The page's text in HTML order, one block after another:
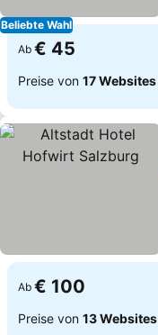
Beliebte Wahl
Ab € 45
Preise von 17 Websites
Ab € 100
Preise von 13 Websites